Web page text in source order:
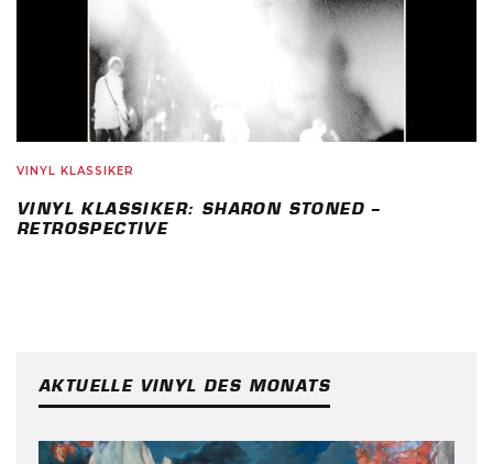
VINYL KLASSIKER
VINYL KLASSIKER: SHARON STONED –
RETROSPECTIVE
AKTUELLE VINYL DES MONATS